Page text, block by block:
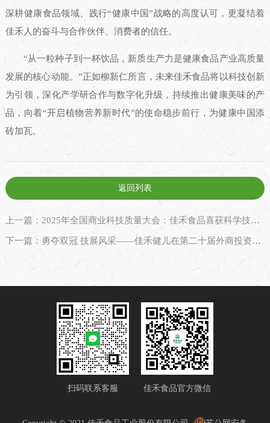
深耕健康食品领域、践行“健康中国”战略的高度认可，更凝结着
佳禾人的奋斗与合作伙伴、消费者的信任。
“从一粒种子到一杯饮品，新质生产力是健康食品产业高质量
发展的核心动能。”正如柳新仁所言，未来佳禾食品将以科技创新
为引领，深化产学研合作与数字化升级，持续推出健康美味的产
品，向着“开启植物营养新时代”的使命稳步前行，为健康中国添
砖加瓦。
返回列表
上一篇：2025年全国商业科技质量大会：佳禾食品喜获科学技术进步特等奖！
下一篇：勇夺双冠 技展风采——佳禾健儿在第二十届外商投资企业运动会中再获佳绩
扫码联系客服 佳禾食品官方微信